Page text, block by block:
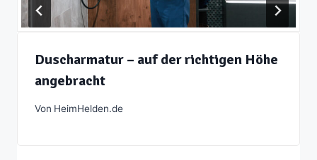
Duscharmatur – auf der richtigen Höhe
angebracht
Von HeimHelden.de